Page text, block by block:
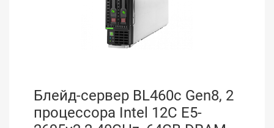
Блейд-сервер BL460c Gen8, 2
процессора Intel 12C E5-